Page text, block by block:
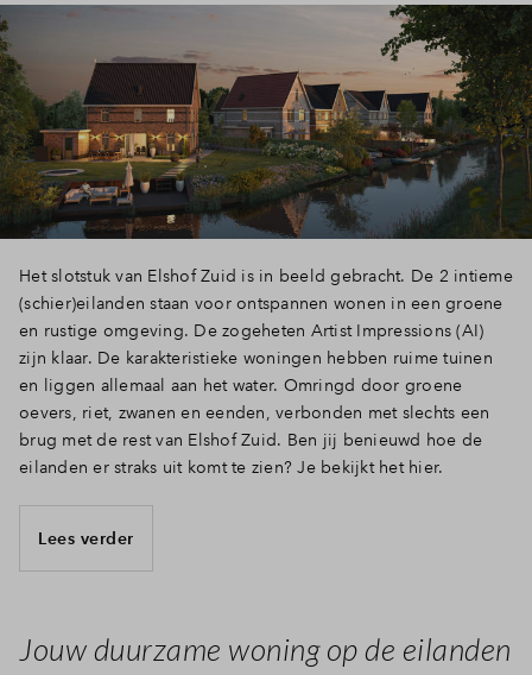
Het slotstuk van Elshof Zuid is in beeld gebracht. De 2 intieme
(schier)eilanden staan voor ontspannen wonen in een groene
en rustige omgeving. De zogeheten Artist Impressions (AI)
zijn klaar. De karakteristieke woningen hebben ruime tuinen
en liggen allemaal aan het water. Omringd door groene
oevers, riet, zwanen en eenden, verbonden met slechts een
brug met de rest van Elshof Zuid. Ben jij benieuwd hoe de
eilanden er straks uit komt te zien? Je bekijkt het hier.
Lees verder
Jouw duurzame woning op de eilanden